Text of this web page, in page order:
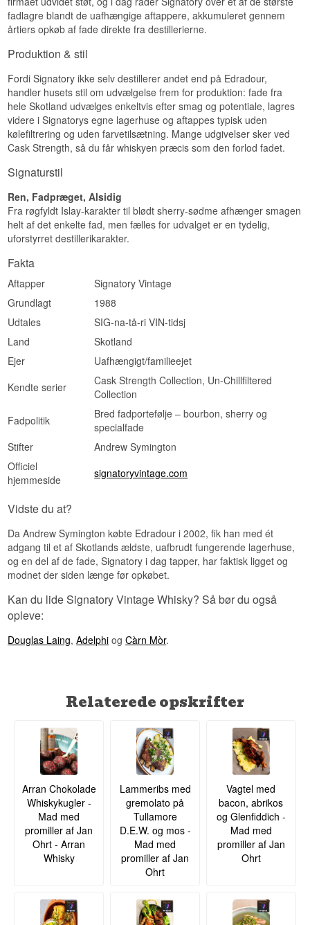
Antal flasker: 339
Edition: Symingtons Choice
Krydret · Kraftfuld
Vidste du at?
Symingtons Choice er opkaldt efter Signatorys
grundlæggerfamilie og består af fade, som
familien har udvalgt fra deres eget lager. Serien
udkommer uregelmæssigt og i små mængder,
på deres højeste.
Se hele vores udvalg afAuchroisk
Se hele vores udvalg afSignatory
Lyt til vores podcast:
Type: Single Malt Scotch Whisky
Alder: 19 år
ABV: 54,1%
Naturlig farve: Ja
Destilleret: 2005
Aftappet: 2024
Edition: Signatory Vintage Symington's Choice
EAN nr.: 5021944127580
Smagsprofil
Investeringspotentiale
Højt. Som en 19 år gammel single cask-aftapning
fra Signatory Vintage, modnet på et navngivent
sherryfad, er dette en udgivelse, der ikke
Signatory Vintages Symington's Choice-serie er
opkaldt efter selskabets egne udvalgte fade og
bruges til at fremhæve særligt karakterfulde
single cask-udgivelser fra hele Skotland.
Se hele vores udvalg af
Lyt til vores podcast:
fadlagre blandt de uafhængige aftappere, akkumuleret gennem
årtiers opkøb af fade direkte fra destillerierne.
Produktion & stil
Fordi Signatory ikke selv destillerer andet end på Edradour,
handler husets stil om udvælgelse frem for produktion: fade fra
hele Skotland udvælges enkeltvis efter smag og potentiale, lagres
videre i Signatorys egne lagerhuse og aftappes typisk uden
kølefiltrering og uden farvetilsætning. Mange udgivelser sker ved
Cask Strength, så du får whiskyen præcis som den forlod fadet.
Signaturstil
Ren, Fadpræget, Alsidig
Fra røgfyldt Islay-karakter til blødt sherry-sødme afhænger smagen
helt af det enkelte fad, men fælles for udvalget er en tydelig,
uforstyrret destillerikarakter.
Fakta
Aftapper
Signatory Vintage
Grundlagt
1988
Udtales
SIG-na-tå-ri VIN-tidsj
Land
Skotland
Ejer
Uafhængigt/familieejet
Kendte serier
Cask Strength Collection, Un-Chillfiltered
Collection
Fadpolitik
Bred fadportefølje – bourbon, sherry og
specialfade
Stifter
Andrew Symington
Officiel
hjemmeside
signatoryvintage.com
Vidste du at?
Da Andrew Symington købte Edradour i 2002, fik han med ét
adgang til et af Skotlands ældste, uafbrudt fungerende lagerhuse,
og en del af de fade, Signatory i dag tapper, har faktisk ligget og
modnet der siden længe før opkøbet.
Kan du lide Signatory Vintage Whisky? Så bør du også
opleve:
Douglas Laing,Adelphi ogCàrn Mòr.
Relaterede opskrifter
Arran Chokolade
Whiskykugler -
Mad med
promiller af Jan
Ohrt - Arran
Whisky
Lammeribs med
gremolato på
Tullamore
D.E.W. og mos -
Mad med
promiller af Jan
Ohrt
Vagtel med
bacon, abrikos
og Glenfiddich -
Mad med
promiller af Jan
Ohrt